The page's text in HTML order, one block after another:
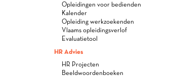
Opleidingen voor bedienden
Kalender
Opleiding werkzoekenden
Vlaams opleidingsverlof
Evaluatietool
HR Advies
HR Projecten
Beeldwoordenboeken